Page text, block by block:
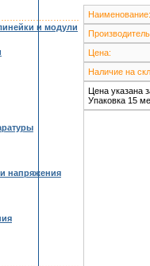
и модули
напряжения
Наименование:
Цена:
Наличие на
Цена указана
Упаковка 15